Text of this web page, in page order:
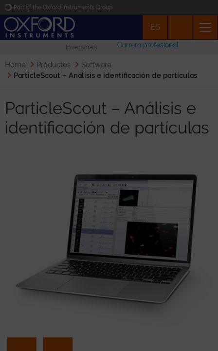
Part of the Oxford Instruments Group
Noticias
Contacto
ES
Inversores Carrera profesional
Home Productos
Software
ParticleScout – Análisis e identificación de partículas
ParticleScout – Análisis e
identificación de partículas